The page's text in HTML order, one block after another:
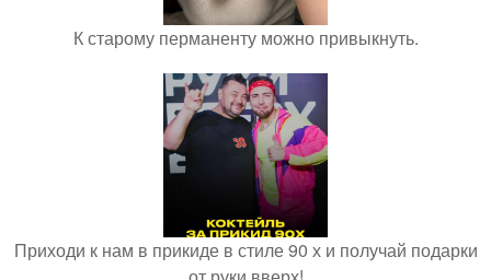
К старому перманенту можно привыкнуть.
Приходи к нам в прикиде в стиле 90 х и получай подарки